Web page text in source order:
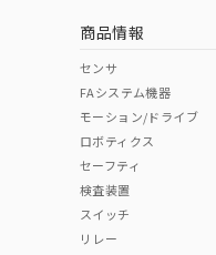
中国 RoHS表
Pb Hg
商品情報
センサ
FAシステム機器
モーション/ドライブ
ロボティクス
セーフティ
検査装置
スイッチ
リレー